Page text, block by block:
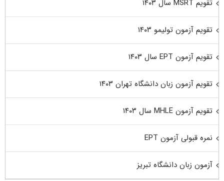
تقویم MSRT سال ۱۴۰۳
تقویم آزمون تولیمو ۱۴۰۳
تقویم آزمون EPT سال ۱۴۰۳
تقویم آزمون زبان دانشگاه تهران ۱۴۰۳
تقویم آزمون MHLE سال ۱۴۰۳
نمره قبولی آزمون EPT
آزمون زبان دانشگاه تبریز